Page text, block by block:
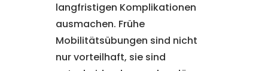
langfristigen Komplikationen
ausmachen. Frühe
Mobilitätsübungen sind nicht
nur vorteilhaft, sie sind